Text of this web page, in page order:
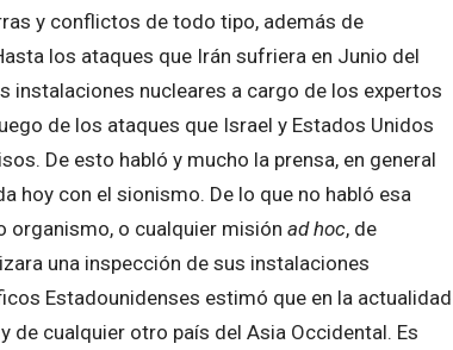
y conflictos de todo tipo, además de
los ataques que Irán sufriera en Junio del
instalaciones nucleares a cargo de los expertos
de los ataques que Israel y Estados Unidos
De esto habló y mucho la prensa, en general
hoy con el sionismo. De lo que no habló esa
organismo, o cualquier misión ad hoc, de
una inspección de sus instalaciones
Estadounidenses estimó que en la actualidad
de cualquier otro país del Asia Occidental. Es